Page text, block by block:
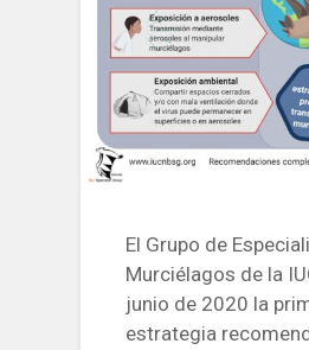
El Grupo de
Murciélagos de la
junio de 2020 la
estrategia